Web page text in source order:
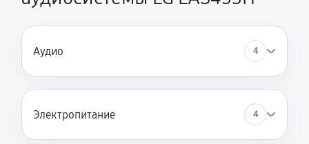
Аудио 4
Электропитание 4